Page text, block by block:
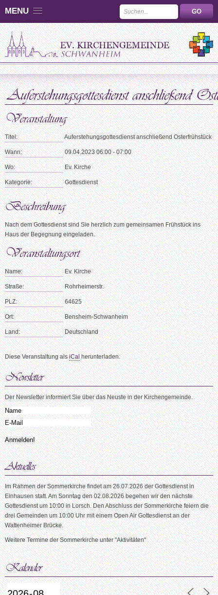
MENU
Titel: Auferstehungsgottesdienst anschließend Osterfrühstück
Wann: 09.04.2023 06:00 - 07:00
Wo: Ev. Kirche
Kategorie: Gottesdienst
Nach dem Gottesdienst sind Sie herzlich zum gemeinsamen Frühstück ins
Haus der Begegnung eingeladen.
Name: Ev. Kirche
Straße: Rohrheimerstr.
PLZ: 64625
Ort: Bensheim-Schwanheim
Land: Deutschland
Diese Veranstaltung alsiCalherunterladen.
Der Newsletter informiert Sie über das Neuste in der Kirchengemeinde.
Im Rahmen der Sommerkirche findet am 26.07.2026 der Gottesdienst in
Einhausen statt. Am Sonntag den 02.08.2026 begehen wir den nächste
Gottesdienst um 10:00 in Lorsch. Den Abschluss der Sommerkirche feiern die
drei Gemeinden um 10:00 Uhr mit einem Open Air Gottesdienst an der
Wattenheimer Brücke.
Weitere Termine der Sommerkirche unter "Aktivitäten"